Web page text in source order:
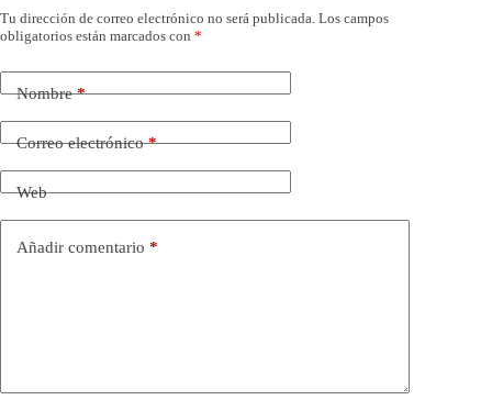
Tu dirección de correo electrónico no será publicada. Los campos
obligatorios están marcados con *
Nombre*
Correo electrónico*
Web
Añadir comentario *